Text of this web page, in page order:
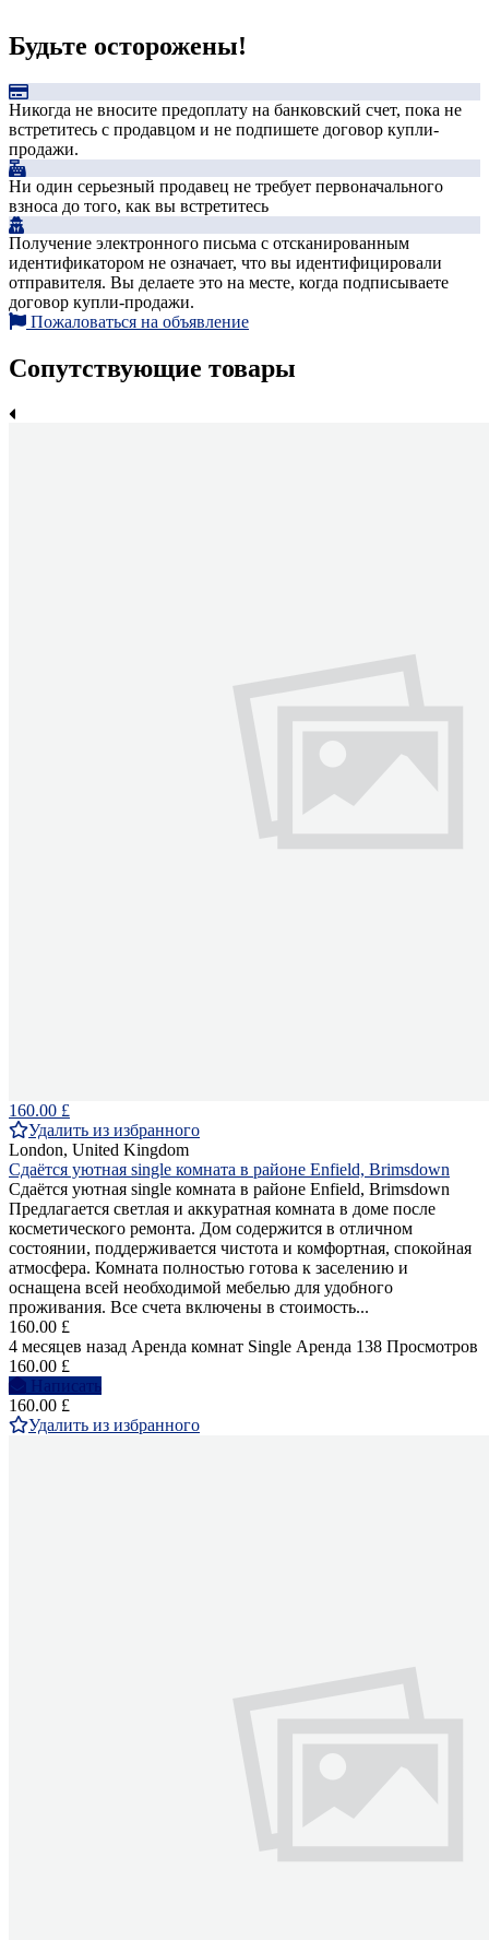
Будьте осторожены!
Никогда не вносите предоплату на банковский счет, пока не
встретитесь с продавцом и не подпишете договор купли-
продажи.
Ни один серьезный продавец не требует первоначального
взноса до того, как вы встретитесь
Получение электронного письма с отсканированным
идентификатором не означает, что вы идентифицировали
отправителя. Вы делаете это на месте, когда подписываете
договор купли-продажи.
Пожаловаться на объявление
Сопутствующие товары
160.00 £
Удалить из избранного
London, United Kingdom
Сдаётся уютная single комната в районе Enfield, Brimsdown
Сдаётся уютная single комната в районе Enfield, Brimsdown
Предлагается светлая и аккуратная комната в доме после
косметического ремонта. Дом содержится в отличном
состоянии, поддерживается чистота и комфортная, спокойная
атмосфера. Комната полностью готова к заселению и
оснащена всей необходимой мебелью для удобного
проживания. Все счета включены в стоимость...
160.00 £
4 месяцев назад Аренда комнат Single Аренда 138 Просмотров
160.00 £
Написать
160.00 £
Удалить из избранного